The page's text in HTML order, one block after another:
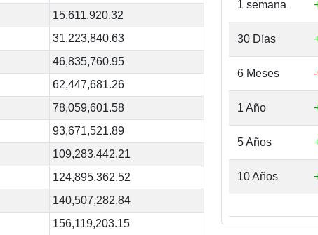
15,611,920.32
31,223,840.63
46,835,760.95
62,447,681.26
78,059,601.58
93,671,521.89
109,283,442.21
124,895,362.52
140,507,282.84
156,119,203.15
1 semana
30 Días
6 Meses
1 Año
5 Años
10 Años